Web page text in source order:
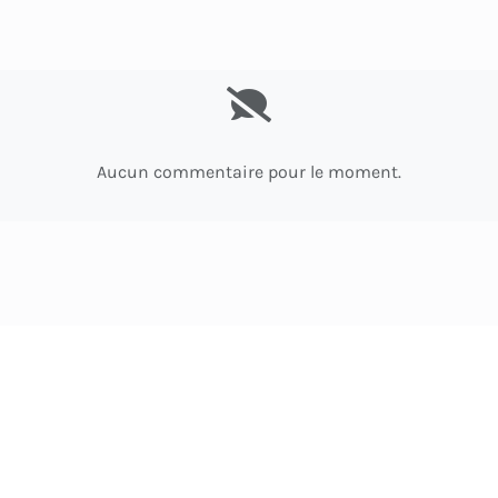
Aucun commentaire pour le moment.